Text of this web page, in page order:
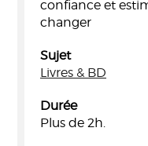
confiance et
changer
Sujet
Livres & BD
Durée
Plus de 2h.